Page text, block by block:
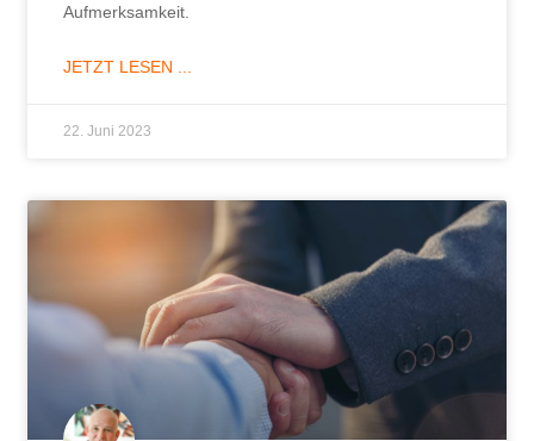
Aufmerksamkeit.
JETZT LESEN ...
22. Juni 2023